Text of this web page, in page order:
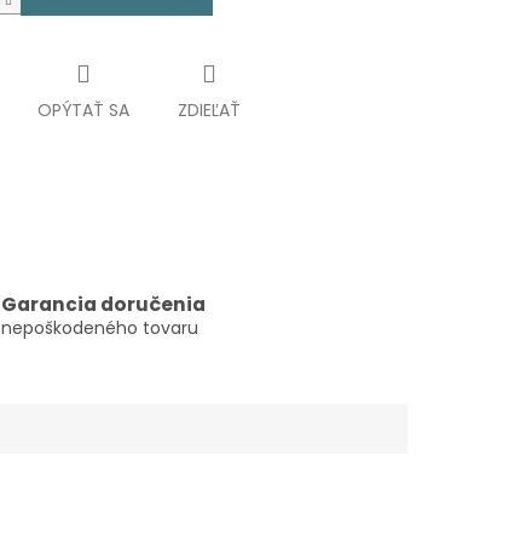
OPÝTAŤ SA ZDIEĽAŤ
Garancia doručenia
nepoškodeného tovaru